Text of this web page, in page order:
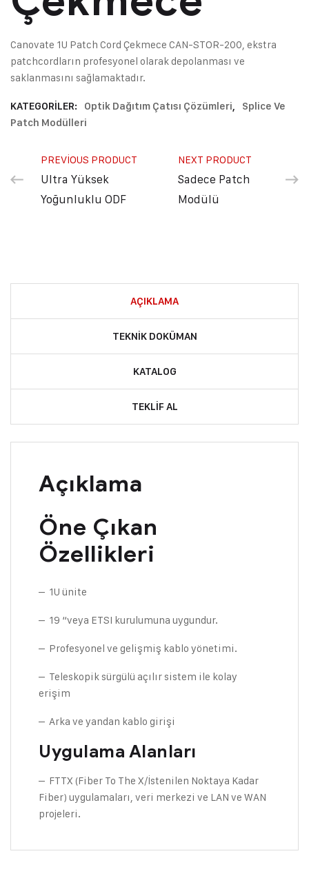
Canovate 1U Patch Cord Çekmece CAN-STOR-200, ekstra
patchcordların profesyonel olarak depolanması ve
saklanmasını sağlamaktadır.
KATEGORILER: Optik Dağıtım Çatısı Çözümleri,
Splice Ve
Patch Modülleri
PREVIOUS PRODUCT
Ultra Yüksek
Yoğunluklu ODF
NEXT PRODUCT
Sadece Patch
Modülü
AÇIKLAMA
TEKNIK DOKÜMAN
KATALOG
TEKLIF AL
Açıklama
Öne Çıkan
Özellikleri
– 1U ünite
– 19 “veya ETSI kurulumuna uygundur.
– Profesyonel ve gelişmiş kablo yönetimi.
– Teleskopik sürgülü açılır sistem ile kolay
erişim
– Arka ve yandan kablo girişi
Uygulama Alanları
– FTTX (Fiber To The X/İstenilen Noktaya Kadar
Fiber) uygulamaları, veri merkezi ve LAN ve WAN
projeleri.